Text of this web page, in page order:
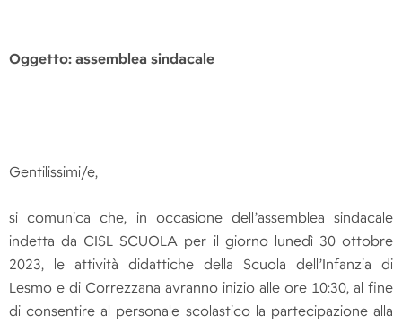
Oggetto: assemblea sindacale
Gentilissimi/e,
si comunica che, in occasione dell’assemblea sindacale
indetta da CISL SCUOLA per il giorno lunedì 30 ottobre
2023, le attività didattiche della Scuola dell’Infanzia di
Lesmo e di Correzzana avranno inizio alle ore 10:30, al fine
di consentire al personale scolastico la partecipazione alla